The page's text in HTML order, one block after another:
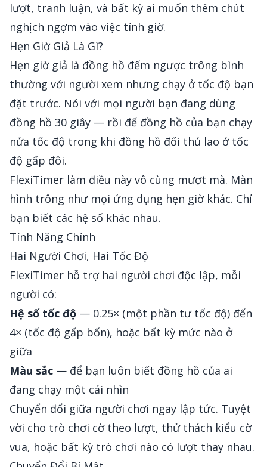
lượt, tranh luận, và bất kỳ ai muốn thêm chút
nghịch ngợm vào việc tính giờ.
Hẹn Giờ Giả Là Gì?
Hẹn giờ giả là đồng hồ đếm ngược trông bình
thường với người xem nhưng chạy ở tốc độ bạn
đặt trước. Nói với mọi người bạn đang dùng
đồng hồ 30 giây — rồi để đồng hồ của bạn chạy
nửa tốc độ trong khi đồng hồ đối thủ lao ở tốc
độ gấp đôi.
FlexiTimer làm điều này vô cùng mượt mà. Màn
hình trông như mọi ứng dụng hẹn giờ khác. Chỉ
bạn biết các hệ số khác nhau.
Tính Năng Chính
Hai Người Chơi, Hai Tốc Độ
FlexiTimer hỗ trợ hai người chơi độc lập, mỗi
người có:
Hệ số tốc độ — 0.25× (một phần tư tốc độ) đến
4× (tốc độ gấp bốn), hoặc bất kỳ mức nào ở
giữa
Màu sắc — để bạn luôn biết đồng hồ của ai
đang chạy một cái nhìn
Chuyển đổi giữa người chơi ngay lập tức. Tuyệt
vời cho trò chơi cờ theo lượt, thử thách kiểu cờ
vua, hoặc bất kỳ trò chơi nào có lượt thay nhau.